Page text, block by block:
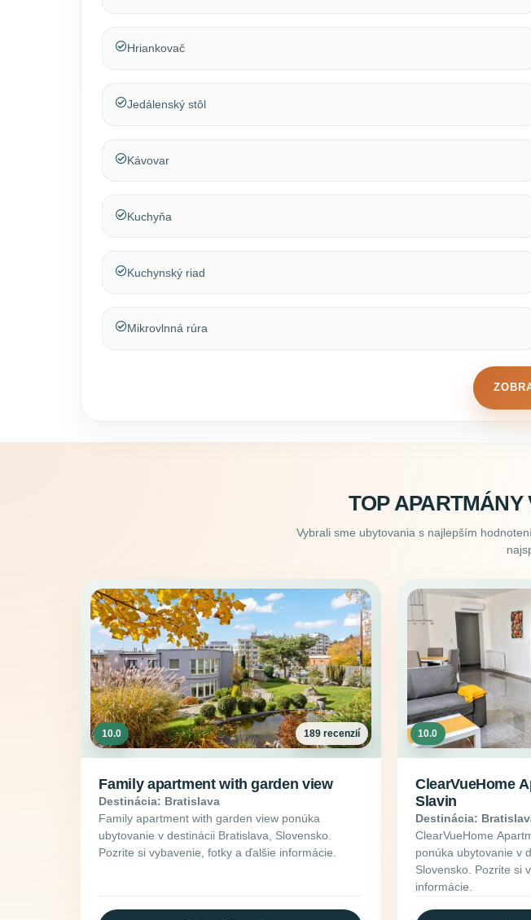
Hriankovač
Jedálenský stôl
Kávovar
Kuchyňa
Kuchynský riad
Mikrovlnná rúra
TOP APARTMÁNY
Vybrali sme ubytovania s najlepším
10.0 189 recenzií
Family apartment with garden view
Destinácia: Bratislava
Family apartment with garden view ponúka
ubytovanie v destinácii Bratislava, Slovensko.
Pozrite si vybavenie, fotky a ďalšie informácie.
10.0
ClearVueHome
Slavin
Destinácia:
ClearVueHome
ponúka ubytovanie v
Slovensko. Pozrite si
informácie.